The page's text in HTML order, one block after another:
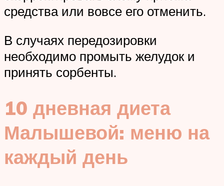
средства или вовсе его отменить.
В случаях передозировки
необходимо промыть желудок и
принять сорбенты.
10 дневная диета
Малышевой: меню на
каждый день